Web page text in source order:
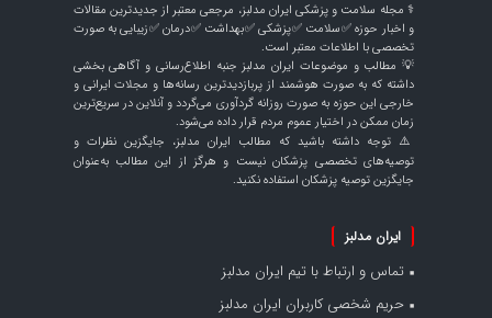
⚕️ مجله سلامت و پزشکی ایران مدلبز، مرجعی معتبر از جدیدترین مقالات
و اخبار حوزه ✅سلامت ✅پزشکی ✅بهداشت ✅درمان ✅زیبایی به صورت
تخصصی با اطلاعات معتبر است.
💡 مطالب و موضوعات ایران مدلبز جنبه اطلاع‌رسانی و آگاهی بخشی
داشته که به صورت هوشمند از پربازدیدترین رسانه‌ها و مجلات ایرانی و
خارجی این حوزه به صورت روزانه گردآوری می‌گردد و آنلاین در سریع‌ترین
زمان ممکن در اختیار عموم مردم قرار داده می‌شود.
⚠️ توجه داشته باشید که مطالب ایران مدلبز، جایگزین نظرات و
توصیه‌های تخصصی پزشکان نیست و هرگز از این مطالب به‌عنوان
جایگزین توصیه پزشکان استفاده نکنید.
ایران مدلبز
تماس و ارتباط با تیم ایران مدلبز
حریم شخصی کاربران ایران مدلبز